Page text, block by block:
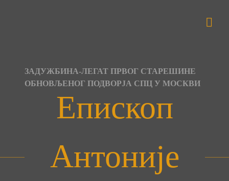
ЗАДУЖБИНА-ЛЕГАТ ПРВОГ СТАРЕШИНЕ
ОБНОВЉЕНОГ ПОДВОРЈА СПЦ У МОСКВИ
Епископ
Антоније